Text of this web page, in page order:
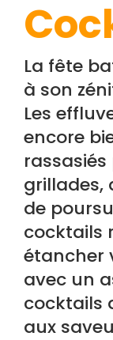
La fête
à son
Les
encore
grillades,
de
cocktails
étancher
avec un
cocktails
aux